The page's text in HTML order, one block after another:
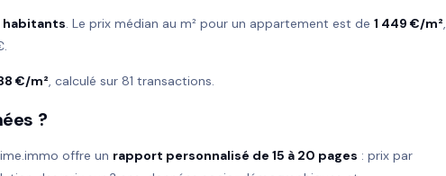
habitants. Le prix médian au m² pour un appartement est de 1 449 €/m²,
€/m², calculé sur 81 transactions.
?
offre un rapport personnalisé de 15 à 20 pages : prix par